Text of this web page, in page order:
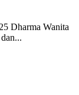
Dharma Wanita